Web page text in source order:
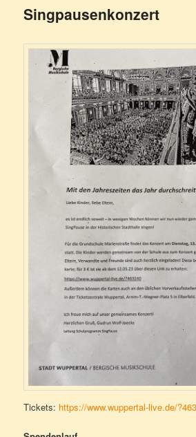
Singpausenkonzert
Tickets: https://www.wuppertal-live.de/